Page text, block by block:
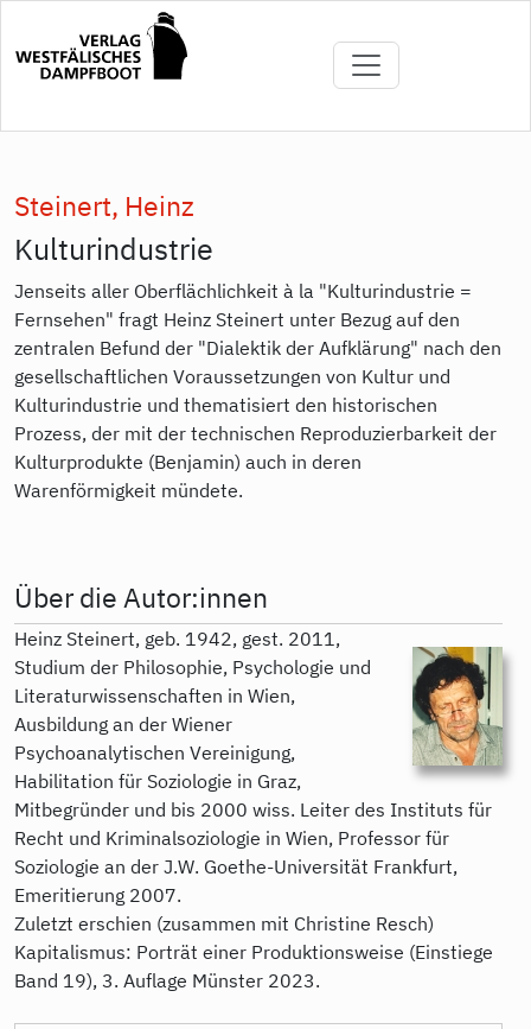
Inhalt
Steinert, Heinz
Kulturindustrie
Jenseits aller Oberflächlichkeit à la "Kulturindustrie =
Fernsehen" fragt Heinz Steinert unter Bezug auf den
zentralen Befund der "Dialektik der Aufklärung" nach den
gesellschaftlichen Voraussetzungen von Kultur und
Kulturindustrie und thematisiert den historischen
Prozess, der mit der technischen Reproduzierbarkeit der
Kulturprodukte (Benjamin) auch in deren
Warenförmigkeit mündete.
Über die Autor:innen
Heinz Steinert, geb. 1942, gest. 2011,
Studium der Philosophie, Psychologie und
Literaturwissenschaften in Wien,
Ausbildung an der Wiener
Psychoanalytischen Vereinigung,
Habilitation für Soziologie in Graz,
Mitbegründer und bis 2000 wiss. Leiter des Instituts für
Recht und Kriminalsoziologie in Wien, Professor für
Soziologie an der J.W. Goethe-Universität Frankfurt,
Emeritierung 2007.
Zuletzt erschien (zusammen mit Christine Resch)
Kapitalismus: Porträt einer Produktionsweise (Einstiege
Band 19), 3. Auflage Münster 2023.